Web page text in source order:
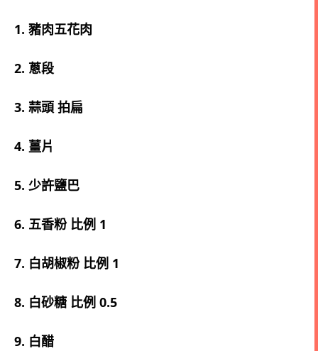
1. 豬肉五花肉
2. 蔥段
3. 蒜頭 拍扁
4. 薑片
5. 少許鹽巴
6. 五香粉 比例 1
7. 白胡椒粉 比例 1
8. 白砂糖 比例 0.5
9. 白醋